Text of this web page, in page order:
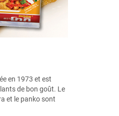
en 1973 et est
de bon goût. Le
et le panko sont